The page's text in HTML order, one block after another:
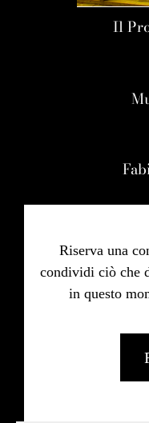
Il
Riserva una
condividi ciò che
in questo